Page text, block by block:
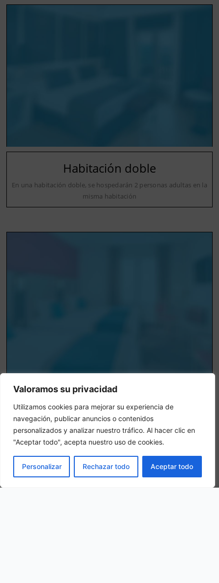
Valoramos su privacidad
Utilizamos cookies para mejorar su experiencia de
navegación, publicar anuncios o contenidos
personalizados y analizar nuestro tráfico. Al hacer clic en
"Aceptar todo", acepta nuestro uso de cookies.
Personalizar Rechazar todo Aceptar todo
Habitación doble
En una habitación doble, se hospedarán 2 personas adultas en la
misma habitación
Habitacion Triple
En una habitación triple, se hospedarán 3 personas adultas en la
misma habitación
RESERVAR